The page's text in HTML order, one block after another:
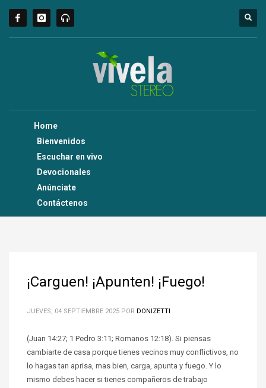
Home
Bienvenidos
Escuchar en vivo
Devocionales
Anúnciate
Contáctenos
¡Carguen! ¡Apunten! ¡Fuego!
JUEVES, 04 SEPTIEMBRE 2025 POR DONIZETTI
(Juan 14:27; 1 Pedro 3:11; Romanos 12:18). Si piensas
cambiarte de casa porque tienes vecinos muy conflictivos, no
lo hagas tan aprisa, mas bien, carga, apunta y fuego. Y lo
mismo debes hacer si tienes compañeros de trabajo